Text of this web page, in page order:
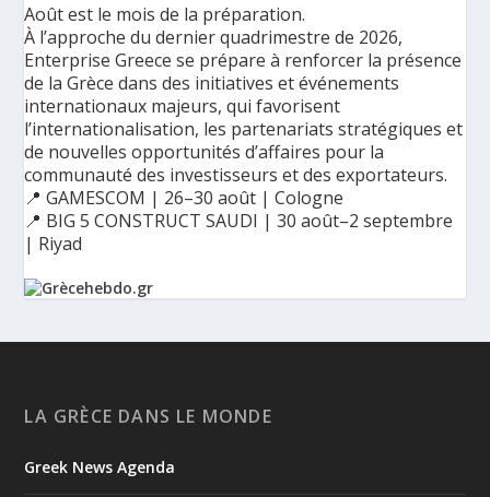
Août est le mois de la préparation.
À l’approche du dernier quadrimestre de 2026,
Enterprise Greece se prépare à renforcer la présence
de la Grèce dans des initiatives et événements
internationaux majeurs, qui favorisent
l’internationalisation, les partenariats stratégiques et
de nouvelles opportunités d’affaires pour la
communauté des investisseurs et des exportateurs.
📍 GAMESCOM | 26–30 août | Cologne
📍 BIG 5 CONSTRUCT SAUDI | 30 août–2 septembre
| Riyad
Ελλάδας σε διεθνείς δράσεις, που ενισχύουν την
εξωστρέφεια, τις συνεργασίες και τις νέες επιχειρηματικές
GAMESCOM | 26–30 Αυγούστου| Κολωνία
LA GRÈCE DANS LE MONDE
Greek News Agenda